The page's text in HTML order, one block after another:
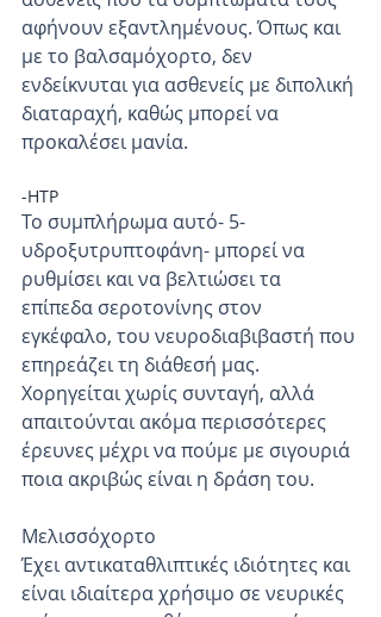
αφήνουν εξαντλημένους. Όπως και
με το βαλσαμόχορτο, δεν
ενδείκνυται για ασθενείς με διπολική
διαταραχή, καθώς μπορεί να
προκαλέσει μανία.
-HTP
Το συμπλήρωμα αυτό- 5-
υδροξυτρυπτοφάνη- μπορεί να
ρυθμίσει και να βελτιώσει τα
επίπεδα σεροτονίνης στον
εγκέφαλο, του νευροδιαβιβαστή που
επηρεάζει τη διάθεσή μας.
Χορηγείται χωρίς συνταγή, αλλά
απαιτούνται ακόμα περισσότερες
έρευνες μέχρι να πούμε με σιγουριά
ποια ακριβώς είναι η δράση του.
Μελισσόχορτο
Έχει αντικαταθλιπτικές ιδιότητες και
είναι ιδιαίτερα χρήσιμο σε νευρικές